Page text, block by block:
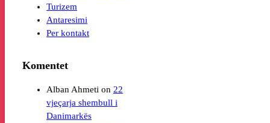
Turizem
Antaresimi
Per kontakt
Komentet
Alban Ahmeti on 22
vjeçarja shembull i
Danimarkës‏